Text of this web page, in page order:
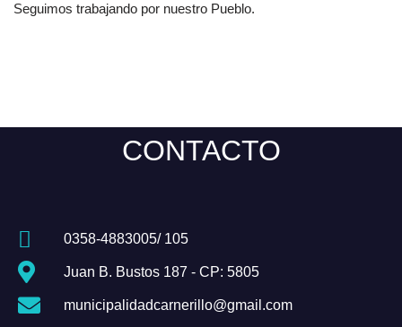
Seguimos trabajando por nuestro Pueblo.
CONTACTO
0358-4883005/ 105
Juan B. Bustos 187 - CP: 5805
municipalidadcarnerillo@gmail.com